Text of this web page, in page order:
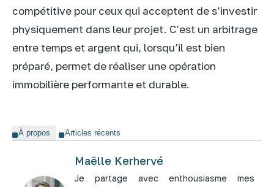
compétitive pour ceux qui acceptent de s’investir
physiquement dans leur projet. C’est un arbitrage
entre temps et argent qui, lorsqu’il est bien
préparé, permet de réaliser une opération
immobilière performante et durable.
À propos Articles récents
Maëlle Kerhervé
Je partage avec enthousiasme mes